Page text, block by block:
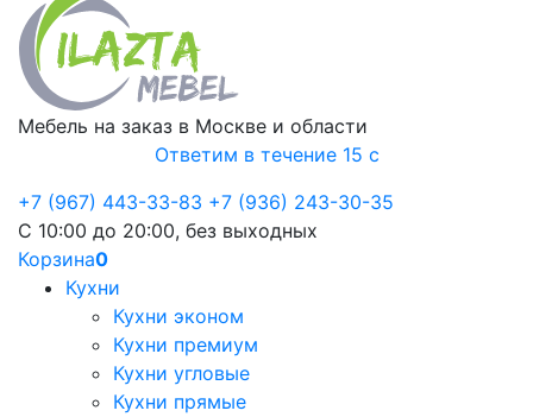
Мебель на заказ в Москве и области
Ответим в течение 15 с
+7 (967) 443-33-83 +7 (936) 243-30-35
С 10:00 до 20:00, без выходных
Корзина0
Кухни
Кухни эконом
Кухни премиум
Кухни угловые
Кухни прямые